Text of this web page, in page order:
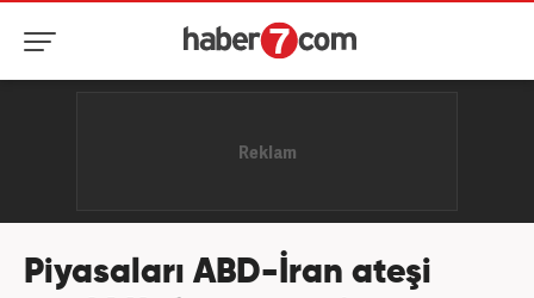
Piyasaları ABD-İran ateşi